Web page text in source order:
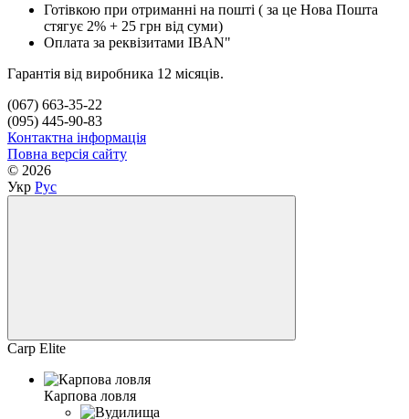
Готівкою при отриманні на пошті ( за це Нова Пошта
стягує 2% + 25 грн від суми)
Оплата за реквізитами IBAN"
Гарантія від виробника 12 місяців.
(067) 663-35-22
(095) 445-90-83
Контактна інформація
Повна версія сайту
© 2026
Укр Рус
Carp Elite
Карпова ловля